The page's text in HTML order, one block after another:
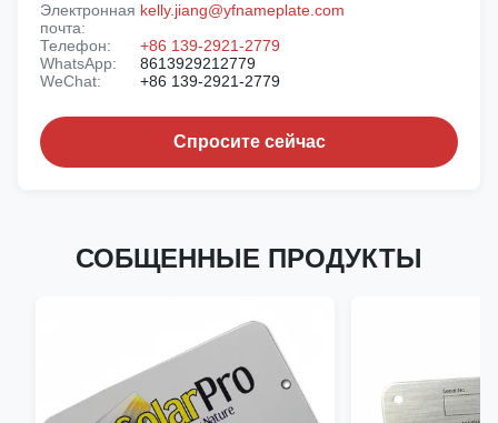
Электронная
почта:
kelly.jiang@yfnameplate.com
Телефон:
+86 139-2921-2779
WhatsApp:
8613929212779
WeChat:
+86 139-2921-2779
Спросите сейчас
СОБЩЕННЫЕ ПРОДУКТЫ